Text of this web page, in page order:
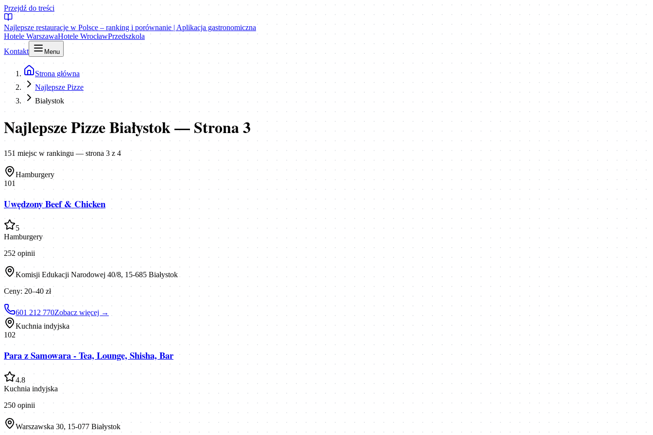
Przejdź do treści
Najlepsze restauracje w Polsce – ranking i porównanie | Aplikacja gastronomiczna
Hotele WarszawaHotele WrocławPrzedszkola
Kontakt
Menu
Strona główna
Najlepsze Pizze
Białystok
Najlepsze Pizze Białystok— Strona3
151 miejsc w rankingu — strona 3 z 4
Hamburgery
101
Uwędzony Beef & Chicken
5
Hamburgery
252 opinii
Komisji Edukacji Narodowej 40/8, 15-685 Białystok
Ceny: 20–40 zł
601 212 770Zobacz więcej →
Kuchnia indyjska
102
Para z Samowara - Tea, Lounge, Shisha, Bar
4.8
Kuchnia indyjska
250 opinii
Warszawska 30, 15-077 Białystok